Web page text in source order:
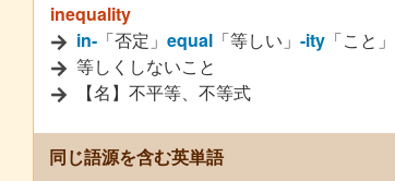
inequality
in- 「否定」 equal 「等しい」 -ity 「こと」
等しくしないこと
【名】不平等、不等式
同じ語源を含む英単語